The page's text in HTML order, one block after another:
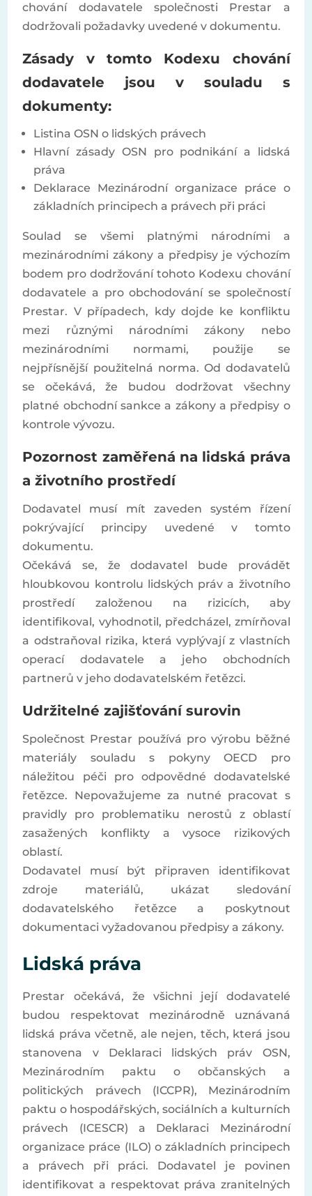
chování dodavatele společnosti Prestar a
dodržovali požadavky uvedené v dokumentu.
Zásady v tomto Kodexu chování
dodavatele jsou v souladu s
dokumenty:
Listina OSN o lidských právech
Hlavní zásady OSN pro podnikání a lidská
práva
Deklarace Mezinárodní organizace práce o
základních principech a právech při práci
Soulad se všemi platnými národními a
mezinárodními zákony a předpisy je výchozím
bodem pro dodržování tohoto Kodexu chování
dodavatele a pro obchodování se společností
Prestar. V případech, kdy dojde ke konfliktu
mezi různými národními zákony nebo
mezinárodními normami, použije se
nejpřísnější použitelná norma. Od dodavatelů
se očekává, že budou dodržovat všechny
platné obchodní sankce a zákony a předpisy o
kontrole vývozu.
Pozornost zaměřená na lidská práva
a životního prostředí
Dodavatel musí mít zaveden systém řízení
pokrývající principy uvedené v tomto
dokumentu.
Očekává se, že dodavatel bude provádět
hloubkovou kontrolu lidských práv a životního
prostředí založenou na rizicích, aby
identifikoval, vyhodnotil, předcházel, zmírňoval
a odstraňoval rizika, která vyplývají z vlastních
operací dodavatele a jeho obchodních
partnerů v jeho dodavatelském řetězci.
Udržitelné zajišťování surovin
Společnost Prestar používá pro výrobu běžné
materiály souladu s pokyny OECD pro
náležitou péči pro odpovědné dodavatelské
řetězce. Nepovažujeme za nutné pracovat s
pravidly pro problematiku nerostů z oblastí
zasažených konflikty a vysoce rizikových
oblastí.
Dodavatel musí být připraven identifikovat
zdroje materiálů, ukázat sledování
dodavatelského řetězce a poskytnout
dokumentaci vyžadovanou předpisy a zákony.
Lidská práva
Prestar očekává, že všichni její dodavatelé
budou respektovat mezinárodně uznávaná
lidská práva včetně, ale nejen, těch, která jsou
stanovena v Deklaraci lidských práv OSN,
Mezinárodním paktu o občanských a
politických právech (ICCPR), Mezinárodním
paktu o hospodářských, sociálních a kulturních
právech (ICESCR) a Deklaraci Mezinárodní
organizace práce (ILO) o základních principech
a právech při práci. Dodavatel je povinen
identifikovat a respektovat práva zranitelných